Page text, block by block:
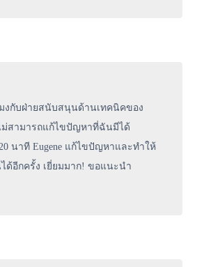
งกับฝ่ายสนับสนุนด้านเทคนิคของ
ม่สามารถแก้ไขปัญหาที่ฉันมีได้
นาที Eugene แก้ไขปัญหาและทำให้
ด้อีกครั้ง เยี่ยมมาก! ขอแนะนำ